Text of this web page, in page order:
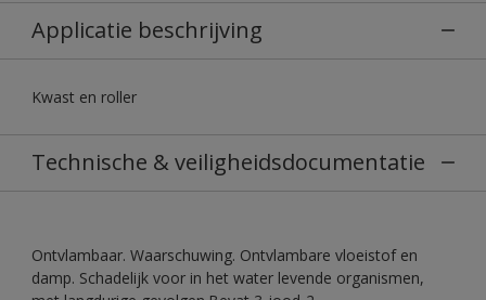
Applicatie beschrijving
Kwast en roller
Technische & veiligheidsdocumentatie
Ontvlambaar. Waarschuwing. Ontvlambare vloeistof en
damp. Schadelijk voor in het water levende organismen,